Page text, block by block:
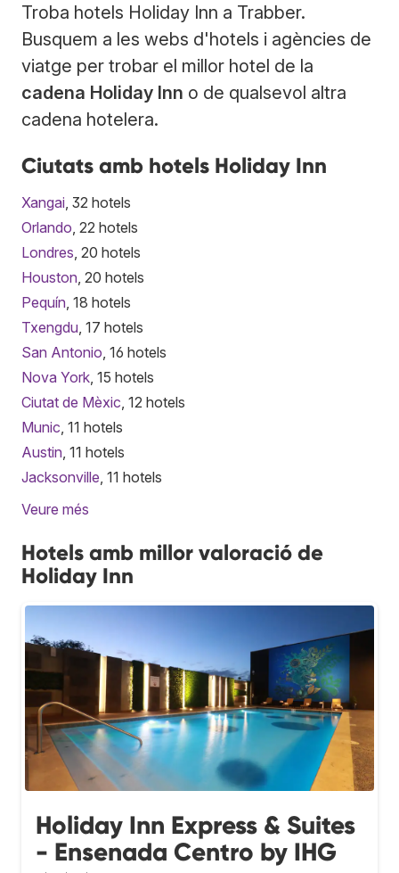
Troba hotels Holiday Inn a Trabber.
Busquem a les webs d'hotels i agències de
viatge per trobar el millor hotel de la
cadena Holiday Inn o de qualsevol altra
cadena hotelera.
Ciutats amb hotels Holiday Inn
Xangai , 32 hotels
Orlando , 22 hotels
Londres , 20 hotels
Houston , 20 hotels
Pequín , 18 hotels
Txengdu , 17 hotels
San Antonio , 16 hotels
Nova York , 15 hotels
Ciutat de Mèxic , 12 hotels
Munic , 11 hotels
Austin , 11 hotels
Jacksonville , 11 hotels
Veure més
Hotels amb millor valoració de
Holiday Inn
Holiday Inn Express & Suites
- Ensenada Centro by IHG